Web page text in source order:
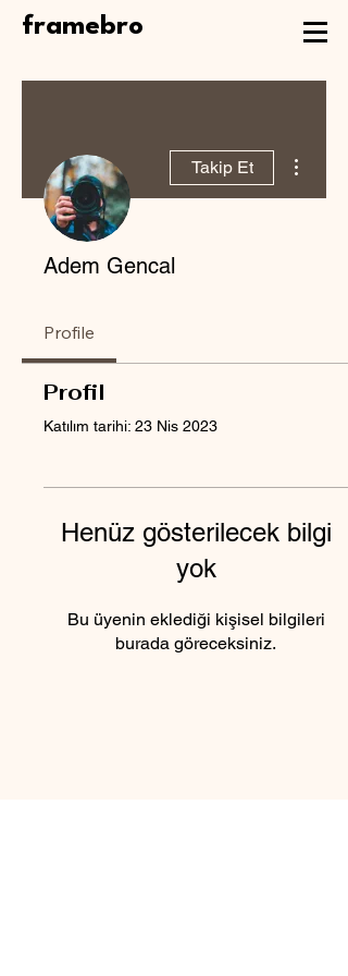
framebro
Takip Et
Adem Gencal
Profile
Profil
Katılım tarihi: 23 Nis 2023
Henüz gösterilecek bilgi
yok
Bu üyenin eklediği kişisel bilgileri
burada göreceksiniz.